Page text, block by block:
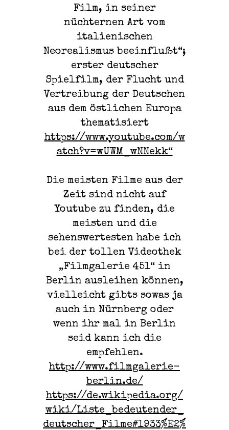
Film, in seiner
nüchternen Art vom
italienischen
Neorealismus beeinflußt“;
erster deutscher
Spielfilm, der Flucht und
Vertreibung der Deutschen
aus dem östlichen Europa
thematisiert
https://www.youtube.com/w
atch?v=wUWM_wNNekk“
Die meisten Filme aus der
Zeit sind nicht auf
Youtube zu finden, die
meisten und die
sehenswertesten habe ich
bei der tollen Videothek
„Filmgalerie 451“ in
Berlin ausleihen können,
vielleicht gibts sowas ja
auch in Nürnberg oder
wenn ihr mal in Berlin
seid kann ich die
empfehlen.
http://www.filmgalerie-
berlin.de/
https://de.wikipedia.org/
wiki/Liste_bedeutender_
deutscher_Filme#1933%E2%